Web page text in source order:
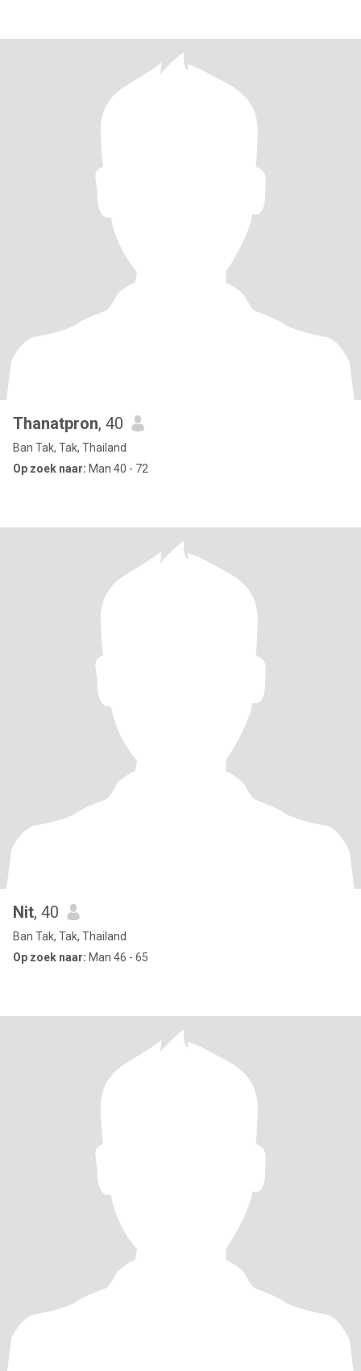
Thanatpron, 40
Ban Tak, Tak, Thailand
Op zoek naar: Man 40 - 72
Nit, 40
Ban Tak, Tak, Thailand
Op zoek naar: Man 46 - 65